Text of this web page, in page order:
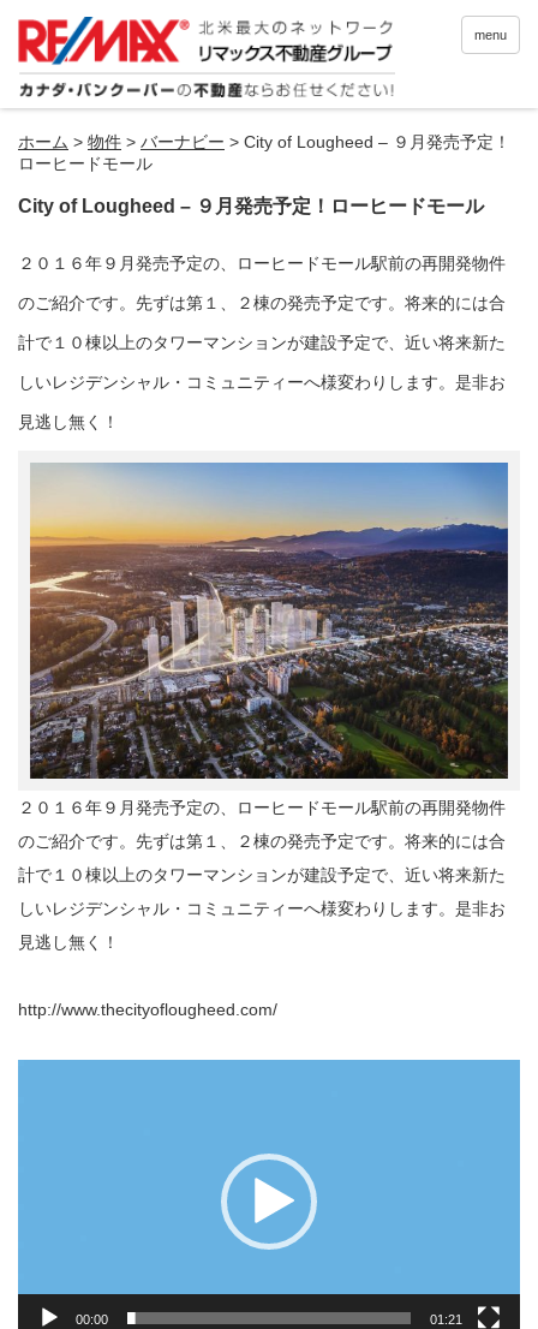
menu
ホーム > 物件 > バーナビー > City of Lougheed – ９月発売予定！
ローヒードモール
City of Lougheed – ９月発売予定！ローヒードモール
２０１６年９月発売予定の、ローヒードモール駅前の再開発物件
のご紹介です。先ずは第１、２棟の発売予定です。将来的には合
計で１０棟以上のタワーマンションが建設予定で、近い将来新た
しいレジデンシャル・コミュニティーへ様変わりします。是非お
見逃し無く！
２０１６年９月発売予定の、ローヒードモール駅前の再開発物件
のご紹介です。先ずは第１、２棟の発売予定です。将来的には合
計で１０棟以上のタワーマンションが建設予定で、近い将来新た
しいレジデンシャル・コミュニティーへ様変わりします。是非お
見逃し無く！
http://www.thecityoflougheed.com/
00:00 01:21